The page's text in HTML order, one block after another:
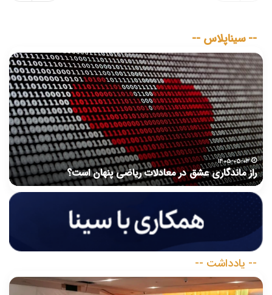
-- سیناپلاس --
چرا
طرح
پزشک
خانواده
در
ایران
به
سرانجام
نرسید؟۱۴۰۵-۰۵-۰۳
چرا طرح پزشک خانواده در ایران به سرانجام نرسید؟
-- یادداشت --
وقتی